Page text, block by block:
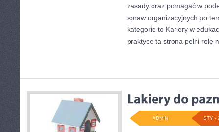
zasady oraz pomagać w
spraw organizacyjnych po
kategorie to Kariery w
praktyce ta strona pełni rolę
STY -
ADMIN